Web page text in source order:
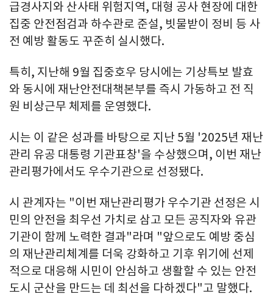
급경사지와 산사태 위험지역, 대형 공사 현장에 대한
집중 안전점검과 하수관로 준설, 빗물받이 정비 등 사
전 예방 활동도 꾸준히 실시했다.
특히, 지난해 9월 집중호우 당시에는 기상특보 발효
와 동시에 재난안전대책본부를 즉시 가동하고 전 직
원 비상근무 체제를 운영했다.
시는 이 같은 성과를 바탕으로 지난 5월 '2025년 재난
관리 유공 대통령 기관표창'을 수상했으며, 이번 재난
관리평가에서도 우수기관으로 선정됐다.
시 관계자는 "이번 재난관리평가 우수기관 선정은 시
민의 안전을 최우선 가치로 삼고 모든 공직자와 유관
기관이 함께 노력한 결과"라며 "앞으로도 예방 중심
의 재난관리체계를 더욱 강화하고 기후 위기에 선제
적으로 대응해 시민이 안심하고 생활할 수 있는 안전
도시 군산을 만드는 데 최선을 다하겠다"고 말했다.